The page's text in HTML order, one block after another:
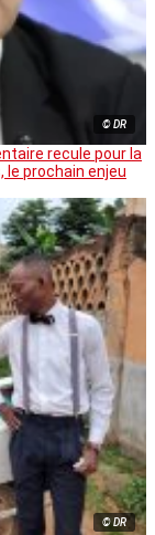
© DR
recule pour la
le prochain enjeu
© DR